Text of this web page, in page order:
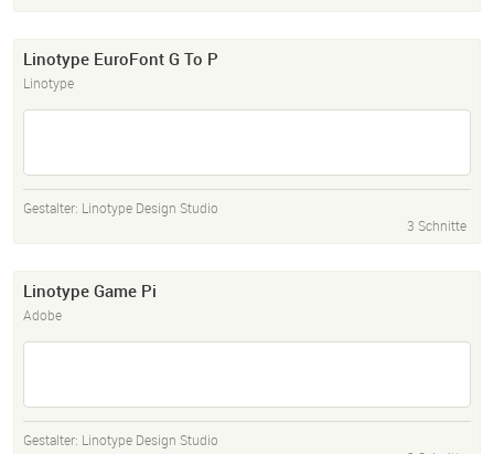
Linotype EuroFont G To P
Linotype
Gestalter: Linotype Design Studio
3 Schnitte
Linotype Game Pi
Adobe
Gestalter: Linotype Design Studio